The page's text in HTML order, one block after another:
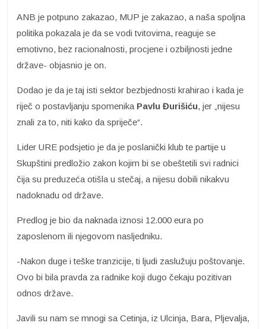
ANB je potpuno zakazao, MUP je zakazao, a naša spoljna
politika pokazala je da se vodi tvitovima, reaguje se
emotivno, bez racionalnosti, procjene i ozbiljnosti jedne
države- objasnio je on.
Dodao je da je taj isti sektor bezbjednosti krahirao i kada je
riječ o postavljanju spomenika Pavlu Đurišiću, jer „nijesu
znali za to, niti kako da spriječe“.
Lider URE podsjetio je da je poslanički klub te partije u
Skupštini predložio zakon kojim bi se obeštetili svi radnici
čija su preduzeća otišla u stečaj, a nijesu dobili nikakvu
nadoknadu od države.
Predlog je bio da naknada iznosi 12.000 eura po
zaposlenom ili njegovom nasljedniku.
-Nakon duge i teške tranzicije, ti ljudi zaslužuju poštovanje.
Ovo bi bila pravda za radnike koji dugo čekaju pozitivan
odnos države.
Javili su nam se mnogi sa Cetinja, iz Ulcinja, Bara, Pljevalja,